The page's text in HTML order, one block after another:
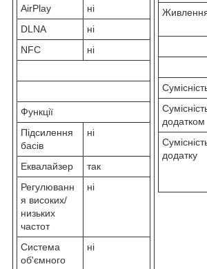
AirPlay
ні
DLNA
ні
NFC
ні
Функції
Підсилення
басів
ні
Еквалайзер
так
Регулюванн
я високих/
низьких
частот
ні
Система
об'ємного
ні
додатком
додатку